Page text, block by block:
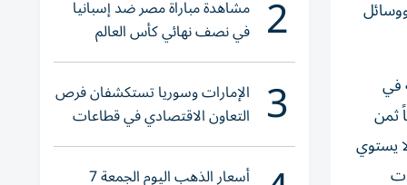
في
ثمن
يستوي
2 مشاهدة مباراة مصر ضد إسبانيا
في نصف نهائي كأس العالم
لناشئات اليد 2026
3 الإمارات وسوريا تستكشفان فرص
التعاون الاقتصادي في قطاعات
حيوية
أسعار الذهب اليوم الجمعة 7